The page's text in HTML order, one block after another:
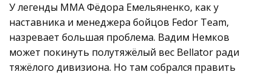
У легенды ММА Фёдора Емельяненко, как у
наставника и менеджера бойцов Fedor Team,
назревает большая проблема. Вадим Немков
может покинуть полутяжёлый вес Bellator ради
тяжёлого дивизиона. Но там собрался править